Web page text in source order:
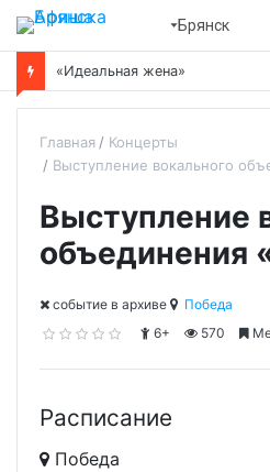
Брянск
«Идеальная жена»
Главная
Концерты
Выступление вокального
Выступление
объединения
cобытие в архиве
Победа
6+
570
Расписание
Победа